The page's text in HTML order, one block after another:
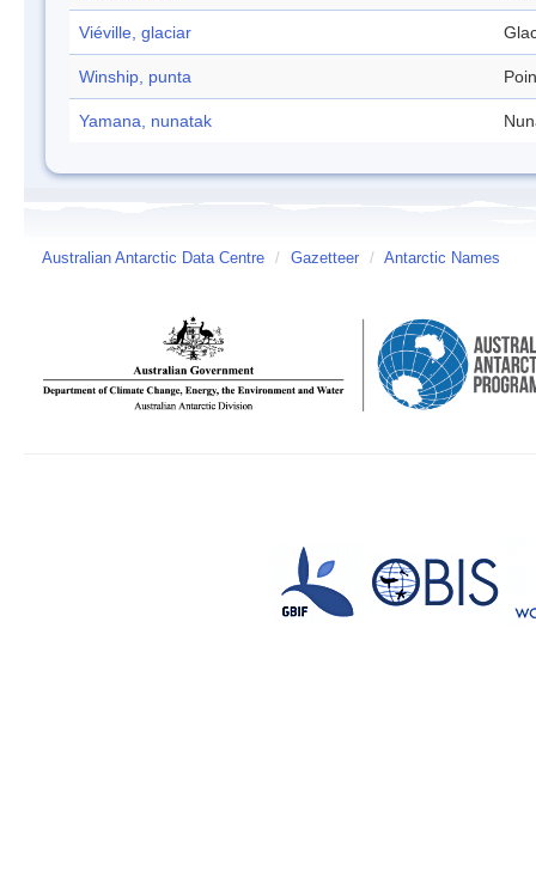
Viéville, glaciar
Winship, punta
Yamana, nunatak
Australian Antarctic Data Centre / Gazetteer / Antarctic Names